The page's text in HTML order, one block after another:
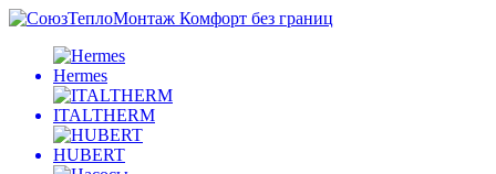
Комфорт без границ
Hermes
ITALTHERM
HUBERT